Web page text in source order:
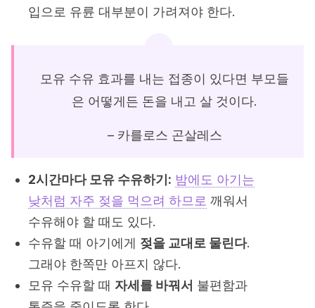
입으로 유륜 대부분이 가려져야 한다.
모유 수유 효과를 내는 접종이 있다면 부모들
은 어떻게든 돈을 내고 살 것이다.
– 카를로스 곤살레스
2시간마다 모유 수유하기: 밤에도 아기는
낮처럼 자주 젖을 먹으려 하므로 깨워서
수유해야 할 때도 있다.
수유할 때 아기에게 젖을 교대로 물린다.
그래야 한쪽만 아프지 않다.
모유 수유할 때 자세를 바꿔서 불편함과